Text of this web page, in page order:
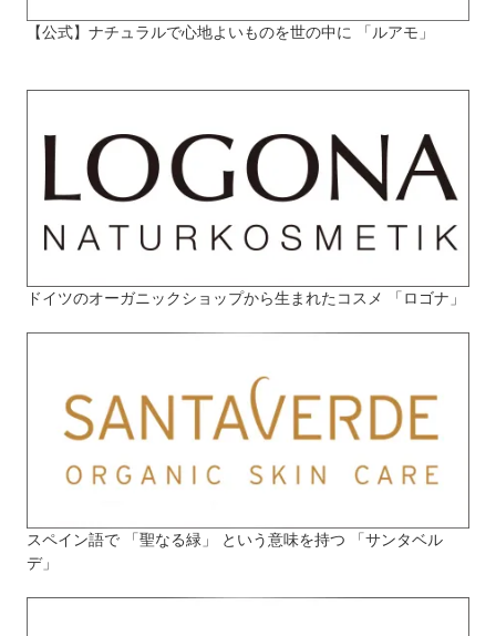
【公式】ナチュラルで心地よいものを世の中に 「ルアモ」
ドイツのオーガニックショップから生まれたコスメ 「ロゴナ」
スペイン語で 「聖なる緑」 という意味を持つ 「サンタベル
デ」